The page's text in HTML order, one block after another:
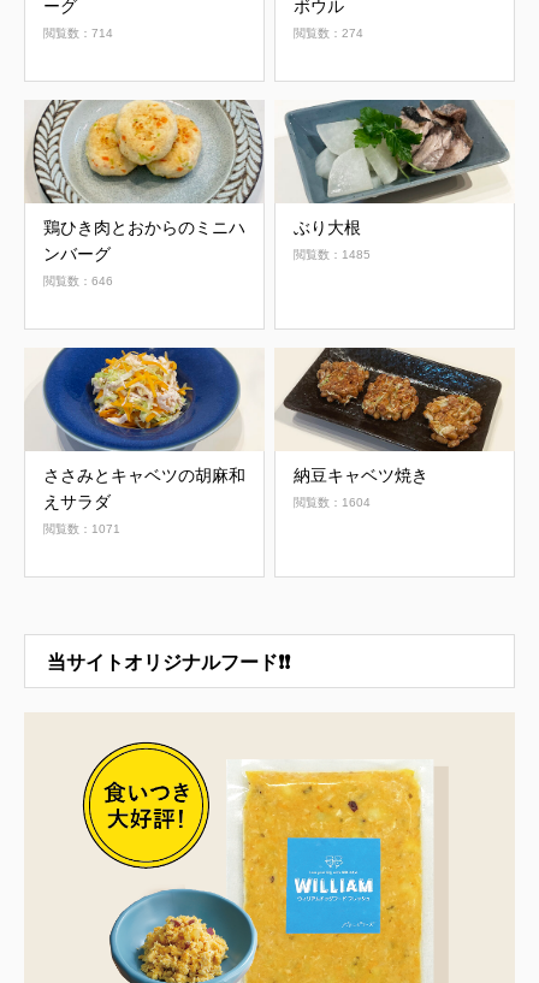
ーグ
閲覧数：714
ボウル
閲覧数：274
鶏ひき肉とおからのミニハ
ンバーグ
閲覧数：646
ぶり大根
閲覧数：1485
ささみとキャベツの胡麻和
えサラダ
閲覧数：1071
納豆キャベツ焼き
閲覧数：1604
当サイトオリジナルフード❗❗